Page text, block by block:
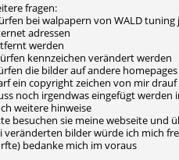
fragen:
bei walpapern von WALD
adressen
werden
kennzeichen verändert werden
die bilder auf andere
ein copyright zeichen von mir drauf
noch irgendwas eingefügt werden
weitere hinweise
besuchen sie meine webseite und
veränderten bilder würde ich mich
bedanke mich im voraus